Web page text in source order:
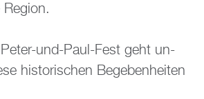
Peter-und-Paul-Fest geht un­
his­to­ri­schen Be­ge­ben­hei­ten